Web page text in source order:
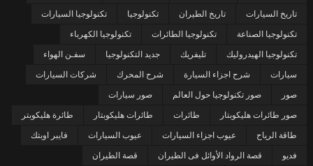
تاريخ السيارات تاريخ الطيران تكنولوجيا تكنولوجيا السيارات
تكنولوجيا الصناعة تكنولوجيا الطائرات تكنولوجيا الكهرباء
تكنولوجيا الهيدروليك تليفريك جديد التكنولوجيا سفـن الهواء
سيارات شرح اجزاء السيارة شرح المحرك شركات السيارات
صور صور تكنولوجيا حول العالم صور سيارات
صور طائرات هليكوبتار طائرات طائرات هليكوبتار طائرة هليكوبتر
طاقة الرياح عيوب اجزاء السيارات عيوب السيارات فايبر اوبتك
فديو قصة الرواد الأوائل فى الطيران قصة الطيران